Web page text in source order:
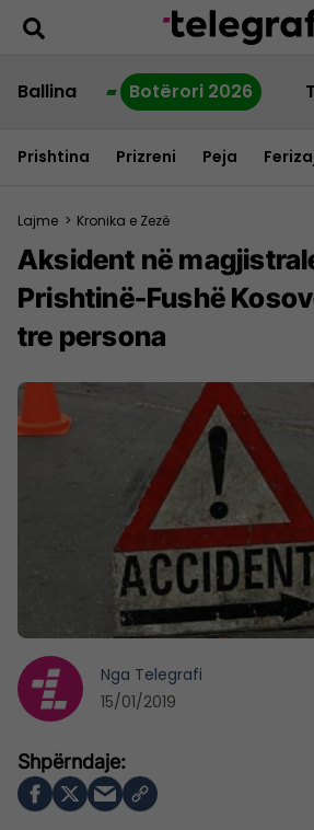
Ballina Botërori 2026
Prishtina Prizreni Peja
Lajme > Kronika e Zezë
Aksident në
Prishtinë-Fushë
tre persona
Nga Telegrafi
15/01/2019